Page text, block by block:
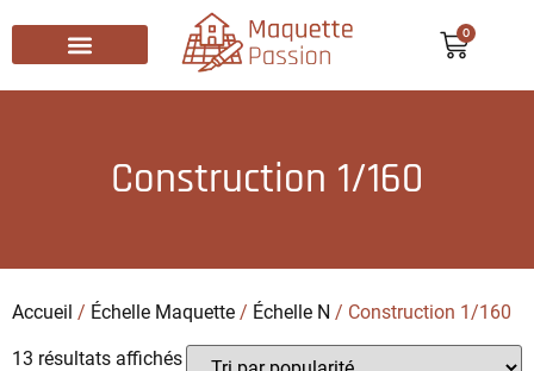
0
Construction 1/160
Accueil / Échelle Maquette / Échelle N / Construction 1/160
13 résultats affichés